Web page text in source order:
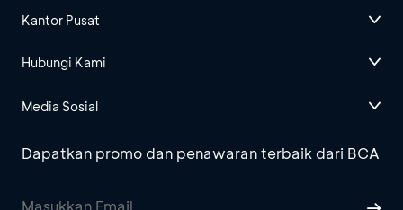
Kantor Pusat
Hubungi Kami
Media Sosial
Dapatkan promo dan penawaran terbaik dari BCA